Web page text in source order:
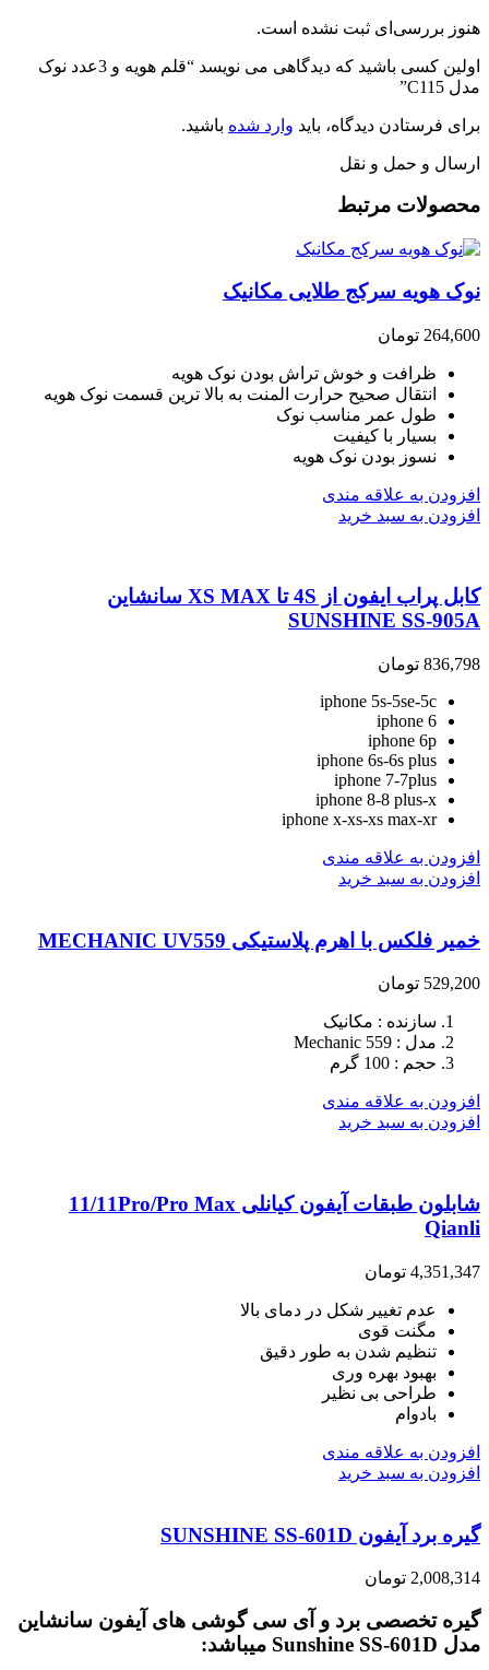
هنوز بررسی‌ای ثبت نشده است.
اولین کسی باشید که دیدگاهی می نویسد “قلم هویه و 3عدد نوک
مدل C115”
برای فرستادن دیدگاه، باید وارد شده باشید.
ارسال و حمل و نقل
محصولات مرتبط
نوک هویه سرکج طلایی مکانیک
264,600 تومان
ظرافت و خوش تراش بودن نوک هویه
انتقال صحیح حرارت المنت به بالا ترین قسمت نوک هویه
طول عمر مناسب نوک
بسیار با کیفیت
نسوز بودن نوک هویه
افزودن به علاقه مندی
افزودن به سبد خرید
کابل پراب ایفون از 4S تا XS MAX سانشاین
SUNSHINE SS-905A
836,798 تومان
iphone 5s-5se-5c
iphone 6
iphone 6p
iphone 6s-6s plus
iphone 7-7plus
iphone 8-8 plus-x
iphone x-xs-xs max-xr
افزودن به علاقه مندی
افزودن به سبد خرید
خمیر فلکس با اهرم پلاستیکی MECHANIC UV559
529,200 تومان
سازنده : مکانیک
مدل : Mechanic 559
حجم : 100 گرم
افزودن به علاقه مندی
افزودن به سبد خرید
شابلون طبقات آیفون کیانلی 11/11Pro/Pro Max
Qianli
4,351,347 تومان
عدم تغییر شکل در دمای بالا
مگنت قوی
تنظیم شدن به طور دقیق
بهبود بهره وری
طراحی بی نظیر
بادوام
افزودن به علاقه مندی
افزودن به سبد خرید
گیره برد آیفون SUNSHINE SS-601D
2,008,314 تومان
گیره تخصصی برد و آی سی گوشی های آیفون سانشاین
مدل Sunshine SS-601D میباشد: